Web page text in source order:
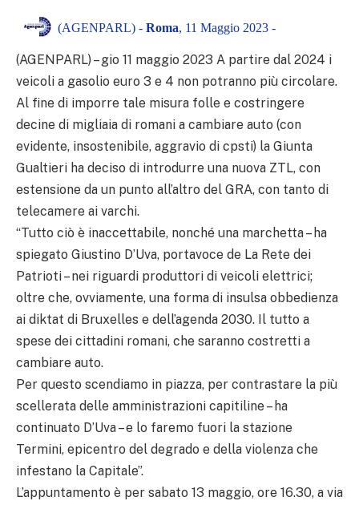
(AGENPARL) - Roma, 11 Maggio 2023 -
(AGENPARL) – gio 11 maggio 2023 A partire dal 2024 i
veicoli a gasolio euro 3 e 4 non potranno più circolare.
Al fine di imporre tale misura folle e costringere
decine di migliaia di romani a cambiare auto (con
evidente, insostenibile, aggravio di cpsti) la Giunta
Gualtieri ha deciso di introdurre una nuova ZTL, con
estensione da un punto all’altro del GRA, con tanto di
telecamere ai varchi.
“Tutto ciò è inaccettabile, nonché una marchetta – ha
spiegato Giustino D’Uva, portavoce de La Rete dei
Patrioti – nei riguardi produttori di veicoli elettrici;
oltre che, ovviamente, una forma di insulsa obbedienza
ai diktat di Bruxelles e dell’agenda 2030. Il tutto a
spese dei cittadini romani, che saranno costretti a
cambiare auto.
Per questo scendiamo in piazza, per contrastare la più
scellerata delle amministrazioni capitiline – ha
continuato D’Uva – e lo faremo fuori la stazione
Termini, epicentro del degrado e della violenza che
infestano la Capitale”.
L’appuntamento è per sabato 13 maggio, ore 16.30, a via